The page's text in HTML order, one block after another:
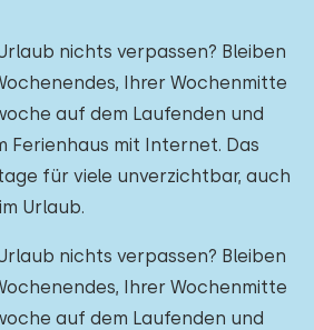
nichts verpassen? Bleiben
Ihrer Wochenmitte
auf dem Laufenden und
Ferienhaus mit Internet. Das
für viele unverzichtbar, auch
Urlaub.
nichts verpassen? Bleiben
Ihrer Wochenmitte
auf dem Laufenden und